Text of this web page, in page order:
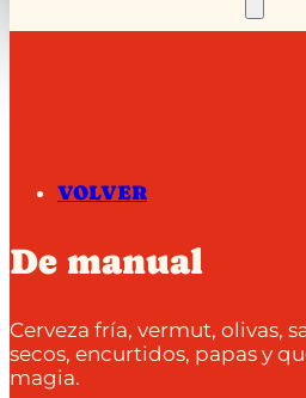
VOLVER
De manual
Cerveza fría, vermut, olivas,
secos, encurtidos, papas y
magia.